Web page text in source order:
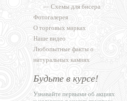
—Схемы для бисера
Фотогалерея
О торговых марках
Наше видео
Любопытные факты о
натуральных камнях
Будьте в курсе!
Узнавайте первыми об акциях